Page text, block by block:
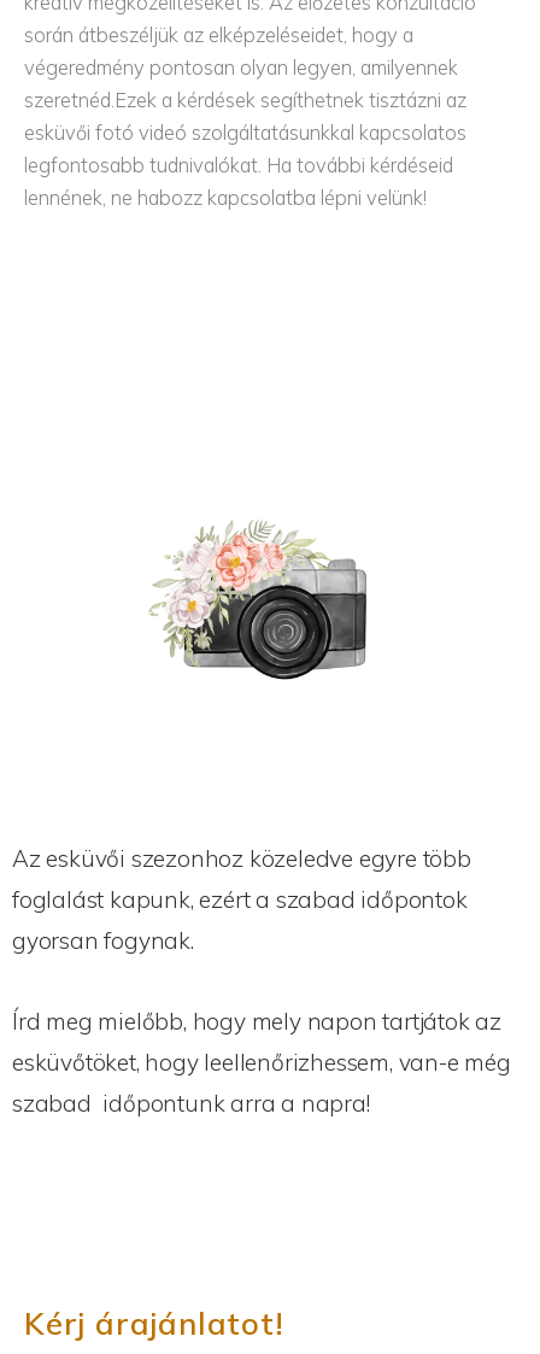
során átbeszéljük az elképzeléseidet, hogy a
végeredmény pontosan olyan legyen, amilyennek
szeretnéd.Ezek a kérdések segíthetnek tisztázni az
esküvői fotó videó szolgáltatásunkkal kapcsolatos
legfontosabb tudnivalókat. Ha további kérdéseid
lennének, ne habozz kapcsolatba lépni velünk!
Az esküvői szezonhoz közeledve egyre több
foglalást kapunk, ezért a szabad időpontok
gyorsan fogynak.
Írd meg mielőbb, hogy mely napon tartjátok az
esküvőtöket, hogy leellenőrizhessem, van-e még
szabad időpontunk arra a napra!
Kérj árajánlatot!